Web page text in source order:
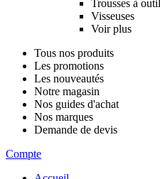
Trousses à
Visseuses
Voir plus
Tous nos produits
Les promotions
Les nouveautés
Notre magasin
Nos guides d'achat
Nos marques
Demande de devis
Compte